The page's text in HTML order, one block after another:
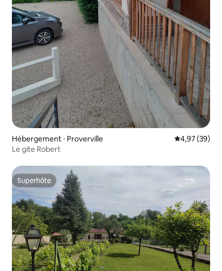
Hébergement ⋅ Proverville Évaluation
4,97 (39)
Le gite Robert
Superhôte
Superhôte